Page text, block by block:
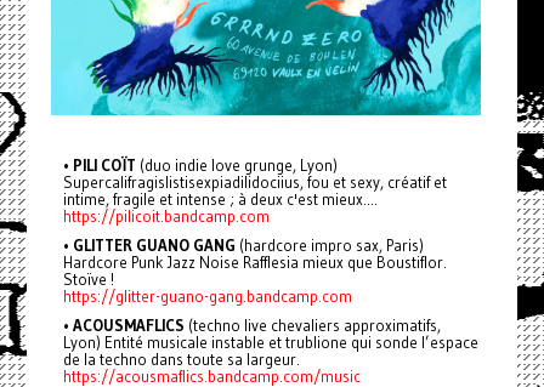
• PILI COÏT (duo indie love grunge, Lyon)
Supercalifragislistisexpiadilidociius, fou et sexy, créatif et
intime, fragile et intense ; à deux c'est mieux....
https://pilicoit.bandcamp.com
• GLITTER GUANO GANG (hardcore impro sax, Paris)
Hardcore Punk Jazz Noise Rafflesia mieux que Boustiflor.
Stoïve !
https://glitter-guano-gang.bandcamp.com
• ACOUSMAFLICS (techno live chevaliers approximatifs,
Lyon) Entité musicale instable et trublione qui sonde l’espace
de la techno dans toute sa largeur.
https://acousmaflics.bandcamp.com/music